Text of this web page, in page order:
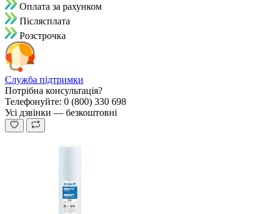
Оплата за рахунком
Пiслясплата
Розстрочка
Служба підтримки
Потрібна консультація?
Телефонуйте: 0 (800) 330 698
Усі дзвінки — безкоштовні